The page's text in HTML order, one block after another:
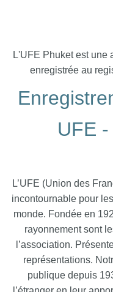
L'UFE Phuket est une
enregistrée au
UFE
L’UFE (Union des
incontournable pour
monde. Fondée en
rayonnement sont
l’association.
représentations.
publique depuis